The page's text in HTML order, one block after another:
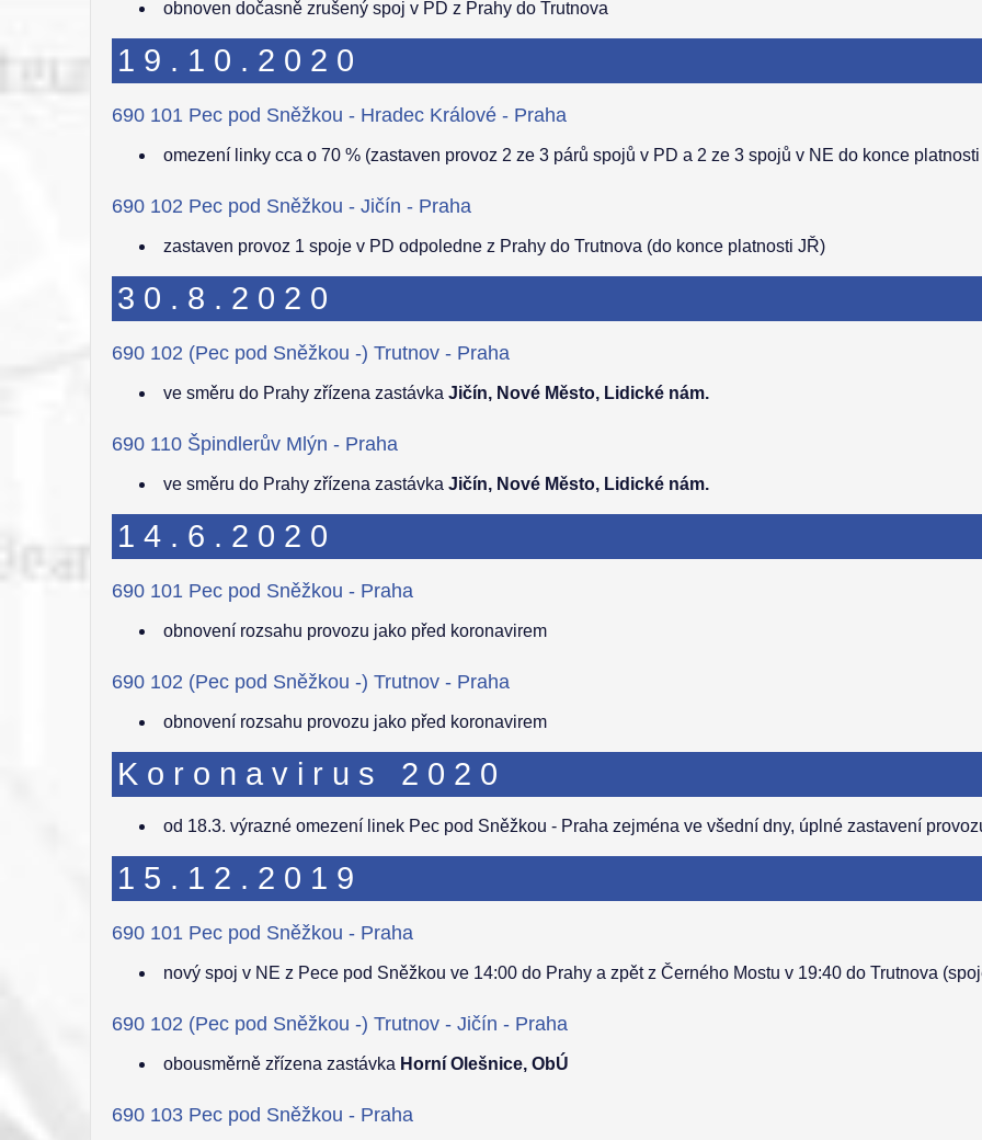
obnoven dočasně zrušený spoj v PD z Prahy do Trutnova
19.10.2020
690 101 Pec pod Sněžkou - Hradec Králové - Praha
omezení linky cca o 70 % (zastaven provoz 2 ze 3 párů spojů v PD a 2 ze 3 spojů v NE do konce
690 102 Pec pod Sněžkou - Jičín - Praha
zastaven provoz 1 spoje v PD odpoledne z Prahy do Trutnova (do konce platnosti JŘ)
30.8.2020
690 102 (Pec pod Sněžkou -) Trutnov - Praha
ve směru do Prahy zřízena zastávkaJičín, Nové Město, Lidické nám.
690 110 Špindlerův Mlýn - Praha
ve směru do Prahy zřízena zastávkaJičín, Nové Město, Lidické nám.
14.6.2020
690 101 Pec pod Sněžkou - Praha
obnovení rozsahu provozu jako před koronavirem
690 102 (Pec pod Sněžkou -) Trutnov - Praha
obnovení rozsahu provozu jako před koronavirem
Koronavirus 2020
od 18.3. výrazné omezení linek Pec pod Sněžkou - Praha zejména ve všední dny, úplné zastavení
15.12.2019
690 101 Pec pod Sněžkou - Praha
nový spoj v NE z Pece pod Sněžkou ve 14:00 do Prahy a zpět z Černého Mostu v 19:40 do Trutnova
690 102 (Pec pod Sněžkou -) Trutnov - Jičín - Praha
obousměrně zřízena zastávka Horní Olešnice, ObÚ
690 103 Pec pod Sněžkou - Praha